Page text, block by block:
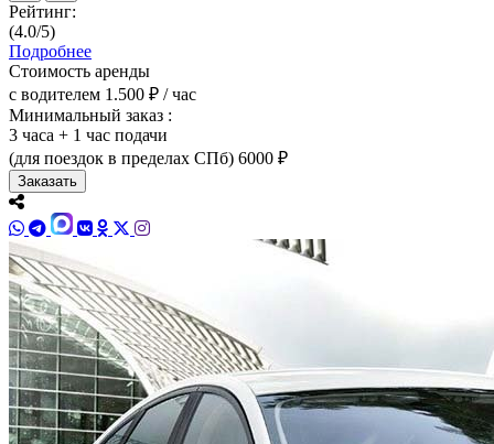
Рейтинг:
(4.0/5)
Подробнее
Стоимость аренды
с водителем 1.500 ₽ / час
Минимальный заказ :
3 часа + 1 час подачи
(для поездок в пределах СПб) 6000 ₽
Заказать